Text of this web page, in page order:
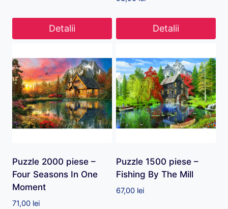
Detalii Detalii
Puzzle 2000 piese –
Four Seasons In One
Moment
71,00 lei
Puzzle 1500 piese –
Fishing By The Mill
67,00 lei